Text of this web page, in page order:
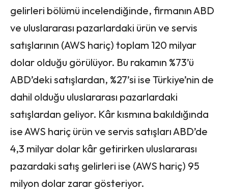
gelirleri bölümü incelendiğinde, firmanın ABD
ve uluslararası pazarlardaki ürün ve servis
satışlarının (AWS hariç) toplam 120 milyar
dolar olduğu görülüyor. Bu rakamın %73’ü
ABD’deki satışlardan, %27’si ise Türkiye’nin de
dahil olduğu uluslararası pazarlardaki
satışlardan geliyor. Kâr kısmına bakıldığında
ise AWS hariç ürün ve servis satışları ABD’de
4,3 milyar dolar kâr getirirken uluslararası
pazardaki satış gelirleri ise (AWS hariç) 95
milyon dolar zarar gösteriyor.